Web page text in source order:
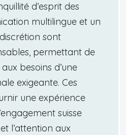
d’esprit des
multilingue et un
sont
permettant de
besoins d’une
exigeante. Ces
une expérience
suisse
l’attention aux